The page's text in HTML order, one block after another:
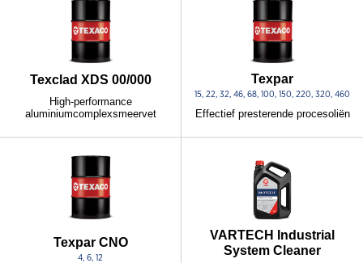
Texclad XDS 00/000
High-performance
aluminiumcomplexsmeervet
Texpar
15, 22, 32, 46, 68, 100, 150, 220, 320, 460
Effectief presterende procesoliën
Texpar CNO
4, 6, 12
VARTECH Industrial
System Cleaner